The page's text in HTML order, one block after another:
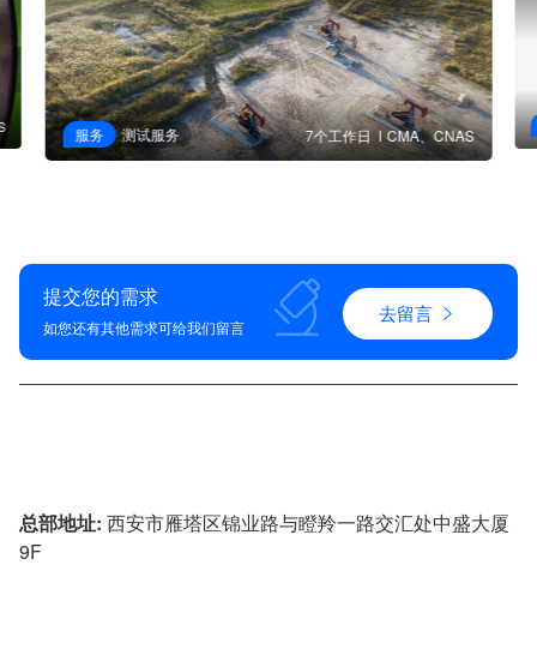
服务 测试服务 7个工作日 CMA、CNAS
提交您的需求
如您还有其他需求可给我们留言
去留言
总部地址: 西安市雁塔区锦业路与瞪羚一路交汇处中盛大厦
9F